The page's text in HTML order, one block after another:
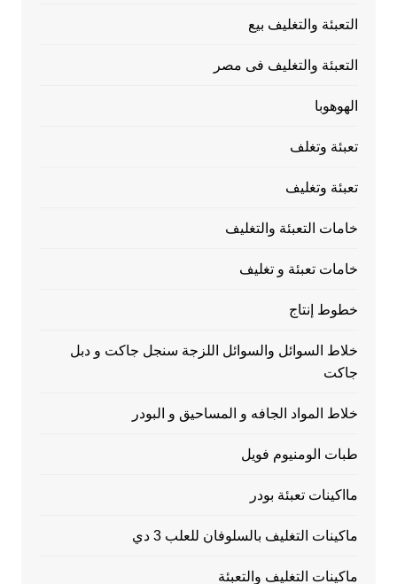
التعبئة والتغليف بيع
التعبئة والتغليف فى مصر
الهوهوبا
تعبئة وتغلف
تعبئة وتغليف
خامات التعبئة والتغليف
خامات تعبئة و تغليف
خطوط إنتاج
خلاط السوائل والسوائل اللزجة سنجل جاكت و دبل
جاكت
خلاط المواد الجافه و المساحيق و البودر
طبات الومنيوم فويل
مااكينات تعبئة بودر
ماكينات التغليف بالسلوفان للعلب 3 دي
ماكينات التغليف والتعبئة